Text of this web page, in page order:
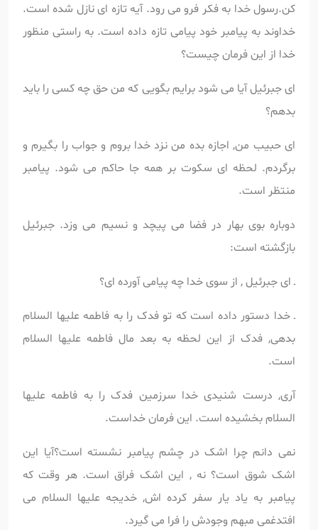
کن.رسول خدا به فکر فرو می رود. آیه تازه ای نازل شده است.
خداوند به پیامبر خود پیامی تازه داده است. به راستی منظور
خدا از این فرمان چیست؟
ای جبرئیل آیا می شود برایم بگویی که من حق چه کسی را باید
بدهم؟
ای حبیب من, اجازه بده من نزد خدا بروم و جواب را بگیرم و
برگردم. لحظه ای سکوت بر همه جا حاکم می شود. پیامبر
منتظر است.
دوباره بوی بهار در فضا می پیچد و نسیم می وزد. جبرئیل
بازگشته است:
ـ ای جبرئیل , از سوی خدا چه پیامی آورده ای؟
ـ خدا دستور داده است که تو فدک را به فاطمه علیها السلام
بدهی, فدک از این لحظه به بعد مال فاطمه علیها السلام
است.
آری, درست شنیدی خدا سرزمین فدک را به فاطمه علیها
السلام بخشیده است. این فرمان خداست.
نمی دانم چرا اشک در چشم پیامبر نشسته است؟آیا این
اشک شوق است؟ نه , این اشک فراق است. هر وقت که
پیامبر به یاد یار سفر کرده اش, خدیجه علیها السلام می
افتدغمی مبهم وجودش را فرا می گیرد.